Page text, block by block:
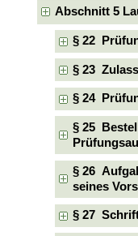
Abschnitt 5
§ 22
§ 23
§ 24
§ 25
§ 26
seines
§ 27